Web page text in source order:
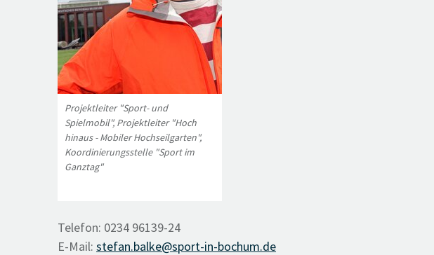
Projektleiter "Sport- und
Spielmobil", Projektleiter "Hoch
hinaus - Mobiler Hochseilgarten",
Koordinierungsstelle "Sport im
Ganztag"
Telefon: 0234 96139-24
E-Mail: stefan.balke@sport-in-bochum.de